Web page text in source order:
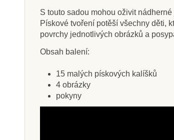
Skladem
Sentosphere Sablimage -
Pískové obrázky - Motýli
S touto sadou mohou oživit
Pískové tvoření potěší všechny děti,
povrchy jednotlivých obrázků a
Obsah balení:
15 malých pískových kalíšků
4 obrázky
pokyny